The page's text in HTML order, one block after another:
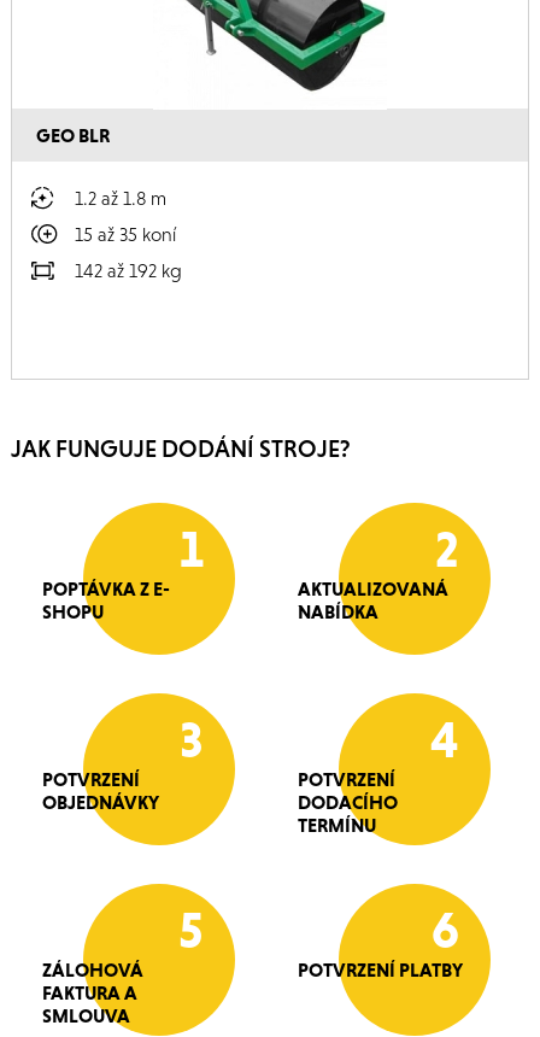
GEO BLR
1.2 až 1.8 m
15 až 35 koní
142 až 192 kg
JAK FUNGUJE DODÁNÍ STROJE?
1
POPTÁVKA Z E-
SHOPU
2
AKTUALIZOVANÁ
NABÍDKA
3
POTVRZENÍ
OBJEDNÁVKY
4
POTVRZENÍ
DODACÍHO
TERMÍNU
5
ZÁLOHOVÁ
FAKTURA A
SMLOUVA
6
POTVRZENÍ PLATBY